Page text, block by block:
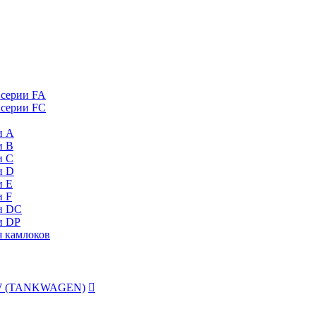
FA
FC
А
B
C
D
Е
F
DC
DP
камлоков
(TANKWAGEN) 